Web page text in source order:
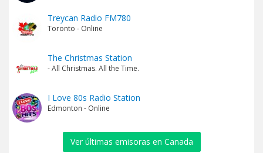
Treycan Radio FM780
Toronto - Online
The Christmas Station
- All Christmas. All the Time.
I Love 80s Radio Station
Edmonton - Online
Ver últimas emisoras en Canada